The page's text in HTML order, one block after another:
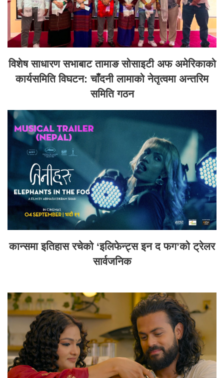
विशेष साधारण सभाबाट तामाङ सोसाइटी अफ अमेरिकाको
कार्यसमिति विघटन: चाँदनी लामाको नेतृत्वमा अन्तरिम
समिति गठन
कान्समा इतिहास रचेको ‘इलिफेन्ट्स इन द फग’को ट्रेलर
सार्वजनिक